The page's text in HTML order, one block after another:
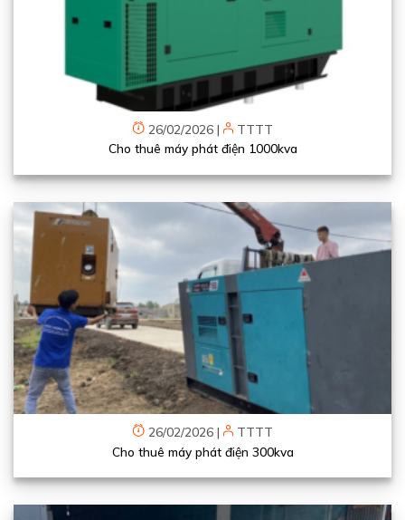
26/02/2026 |
TTTT
Cho thuê máy phát điện 1000kva
26/02/2026 |
TTTT
Cho thuê máy phát điện 300kva